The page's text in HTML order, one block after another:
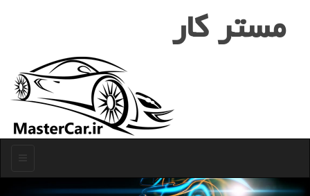
مستر كار